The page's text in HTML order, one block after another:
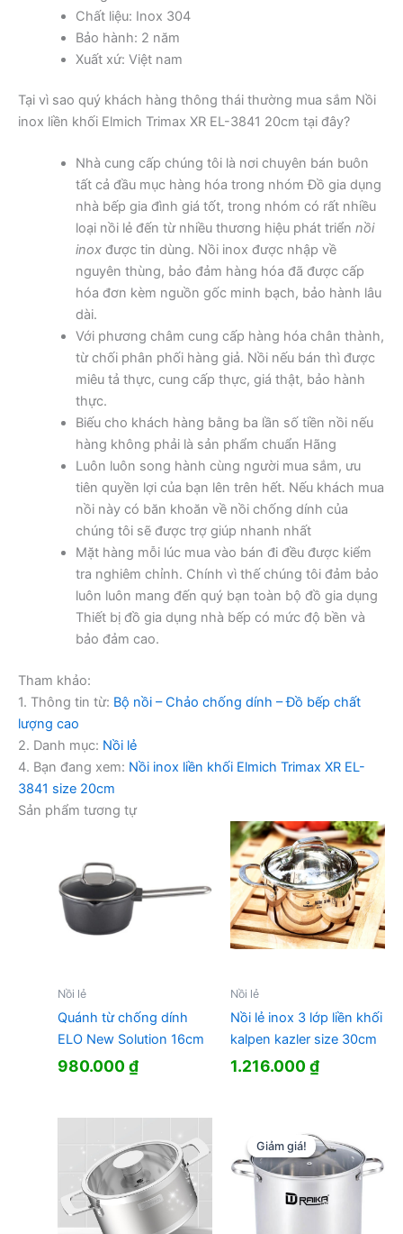
Chất liệu: Inox 304
Bảo hành: 2 năm
Xuất xứ: Việt nam
Tại vì sao quý khách hàng thông thái thường mua sắm Nồi
inox liền khối Elmich Trimax XR EL-3841 20cm tại đây?
Nhà cung cấp chúng tôi là nơi chuyên bán buôn
tất cả đầu mục hàng hóa trong nhóm Đồ gia dụng
nhà bếp gia đình giá tốt, trong nhóm có rất nhiều
loại nồi lẻ đến từ nhiều thương hiệu phát triển nồi
inoxđược tin dùng. Nồi inox được nhập về
nguyên thùng, bảo đảm hàng hóa đã được cấp
hóa đơn kèm nguồn gốc minh bạch, bảo hành lâu
dài.
Với phương châm cung cấp hàng hóa chân thành,
từ chối phân phối hàng giả. Nồi nếu bán thì được
miêu tả thực, cung cấp thực, giá thật, bảo hành
thực.
Biếu cho khách hàng bằng ba lần số tiền nồi nếu
hàng không phải là sản phẩm chuẩn Hãng
Luôn luôn song hành cùng người mua sắm, ưu
tiên quyền lợi của bạn lên trên hết. Nếu khách mua
nồi này có băn khoăn về nồi chống dính của
chúng tôi sẽ được trợ giúp nhanh nhất
Mặt hàng mỗi lúc mua vào bán đi đều được kiểm
tra nghiêm chỉnh. Chính vì thế chúng tôi đảm bảo
luôn luôn mang đến quý bạn toàn bộ đồ gia dụng
Thiết bị đồ gia dụng nhà bếp có mức độ bền và
bảo đảm cao.
Tham khảo:
1. Thông tin từ: Bộ nồi – Chảo chống dính – Đồ bếp chất
lượng cao
2. Danh mục: Nồi lẻ
4. Bạn đang xem: Nồi inox liền khối Elmich Trimax XR EL-
3841 size 20cm
Sản phẩm tương tự
Nồi lẻ
Quánh từ chống dính
ELO New Solution 16cm
980.000₫
Nồi lẻ
Nồi lẻ inox 3 lớp liền khối
kalpen kazler size 30cm
1.216.000₫
Giảm giá!
Giảm giá!